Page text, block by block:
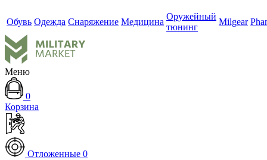
Обувь Одежда Снаряжение Медицина
Оружейный
тюнинг
Milgear
Меню
0
Корзина
Отложенные 0